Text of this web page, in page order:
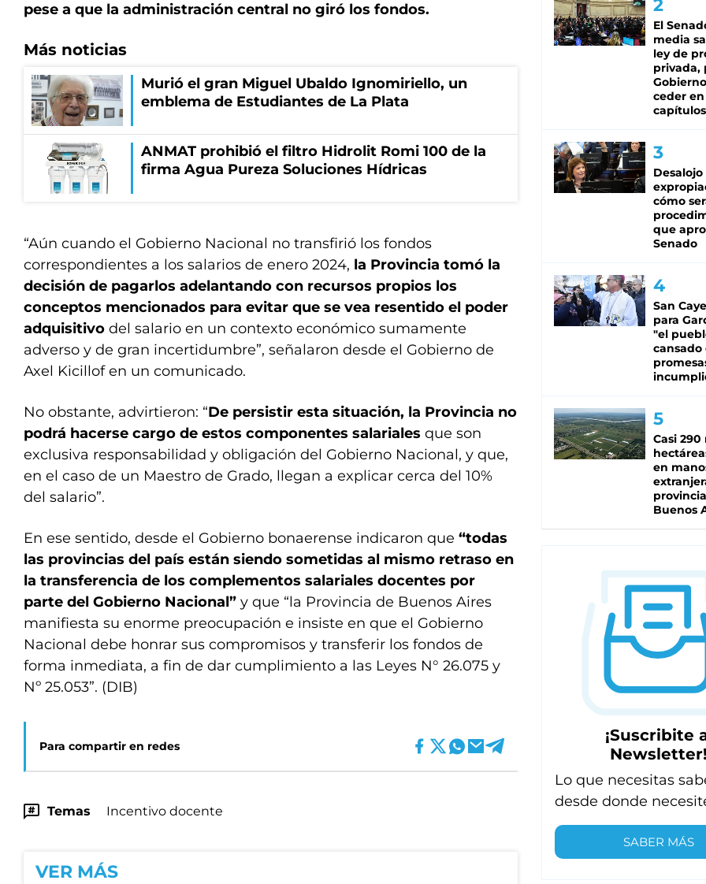
pese a que la administración central no giró los fondos.
Más noticias
Murió el gran Miguel Ubaldo Ignomiriello, un
emblema de Estudiantes de La Plata
ANMAT prohibió el filtro Hidrolit Romi 100 de la
firma Agua Pureza Soluciones Hídricas
“Aún cuando el Gobierno Nacional no transfirió los fondos
correspondientes a los salarios de enero 2024, la Provincia tomó la
decisión de pagarlos adelantando con recursos propios los
conceptos mencionados para evitar que se vea resentido el poder
adquisitivo del salario en un contexto económico sumamente
adverso y de gran incertidumbre”, señalaron desde el Gobierno de
Axel Kicillof en un comunicado.
No obstante, advirtieron: “De persistir esta situación, la Provincia no
podrá hacerse cargo de estos componentes salariales que son
exclusiva responsabilidad y obligación del Gobierno Nacional, y que,
en el caso de un Maestro de Grado, llegan a explicar cerca del 10%
del salario”.
En ese sentido, desde el Gobierno bonaerense indicaron que “todas
las provincias del país están siendo sometidas al mismo retraso en
la transferencia de los complementos salariales docentes por
parte del Gobierno Nacional” y que “la Provincia de Buenos Aires
manifiesta su enorme preocupación e insiste en que el Gobierno
Nacional debe honrar sus compromisos y transferir los fondos de
forma inmediata, a fin de dar cumplimiento a las Leyes N° 26.075 y
Nº 25.053”. (DIB)
Para compartir en redes
Temas Incentivo docente
VER MÁS
El
media
ley de
privada,
ceder
capítulos
cómo
que
Senado
San
para
"el
cansado
Casi 290
en
Buenos
¡Suscribite
Newsletter!
Lo que necesitas
desde donde
SABER MÁS